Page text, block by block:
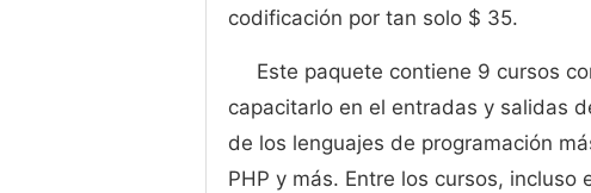
codificación por tan solo $ 35.
Este paquete contiene 9 cursos
capacitarlo en el entradas y salidas
de los lenguajes de programación
PHP y más. Entre los cursos,